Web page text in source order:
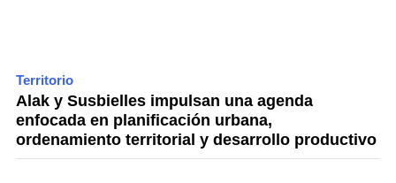
Territorio
Alak y Susbielles impulsan una agenda
enfocada en planificación urbana,
ordenamiento territorial y desarrollo productivo